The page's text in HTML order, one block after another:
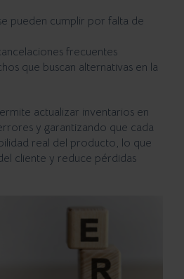
pueden cumplir por falta de
frecuentes
que buscan alternativas en la
actualizar inventarios en
y garantizando que cada
real del producto, lo que
cliente y reduce pérdidas